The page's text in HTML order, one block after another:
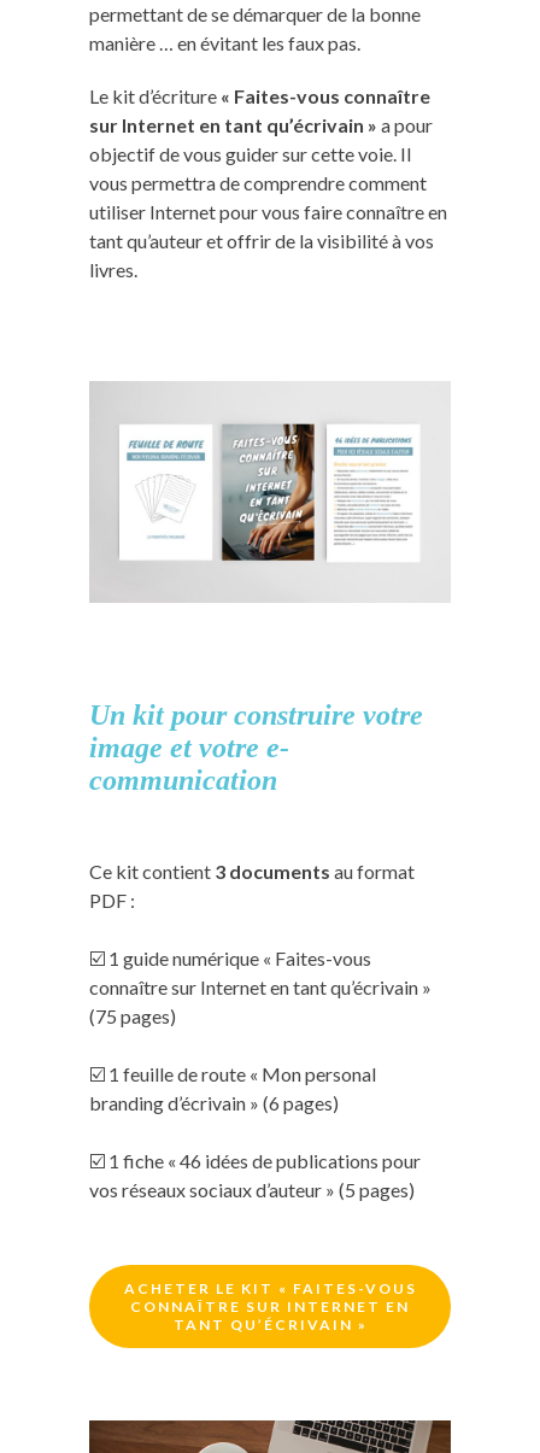
permettant de se démarquer de la bonne
manière … en évitant les faux pas.
Le kit d’écriture « Faites-vous connaître
sur Internet en tant qu’écrivain » a pour
objectif de vous guider sur cette voie. Il
vous permettra de comprendre comment
utiliser Internet pour vous faire connaître en
tant qu’auteur et offrir de la visibilité à vos
livres.
Un kit pour construire votre
image et votre e-
communication
Ce kit contient 3 documents au format
PDF :
☑️ 1 guide numérique « Faites-vous
connaître sur Internet en tant qu’écrivain »
(75 pages)
☑️ 1 feuille de route « Mon personal
branding d’écrivain » (6 pages)
☑️ 1 fiche « 46 idées de publications pour
vos réseaux sociaux d’auteur » (5 pages)
ACHETER LE KIT « FAITES-VOUS
CONNAÎTRE SUR INTERNET EN
TANT QU’ÉCRIVAIN »